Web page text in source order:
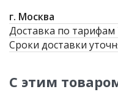
г. Москва
Доставка по тарифам
Сроки доставки
С этим